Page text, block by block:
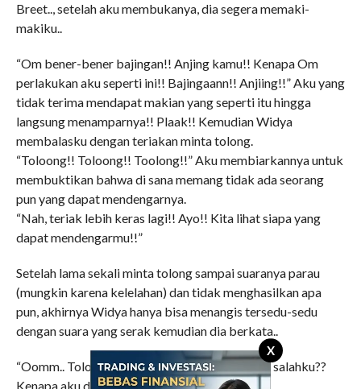
X
Breet.., setelah aku membukanya, dia segera memaki-
makiku..
“Om bener-bener bajingan!! Anjing kamu!! Kenapa Om
perlakukan aku seperti ini!! Bajingaann!! Anjiing!!” Aku yang
tidak terima mendapat makian yang seperti itu hingga
langsung menamparnya!! Plaak!! Kemudian Widya
membalasku dengan teriakan minta tolong.
“Toloong!! Toloong!! Toolong!!” Aku membiarkannya untuk
membuktikan bahwa di sana memang tidak ada seorang
pun yang dapat mendengarnya.
“Nah, teriak lebih keras lagi!! Ayo!! Kita lihat siapa yang
dapat mendengarmu!!”
Setelah lama sekali minta tolong sampai suaranya parau
(mungkin karena kelelahan) dan tidak menghasilkan apa
pun, akhirnya Widya hanya bisa menangis tersedu-sedu
dengan suara yang serak kemudian dia berkata..
“Oomm.. Tolong lepaskan aku.. Pleeassse.. Apa salahku??
Kenapa aku diperlakukan seperti ini??”